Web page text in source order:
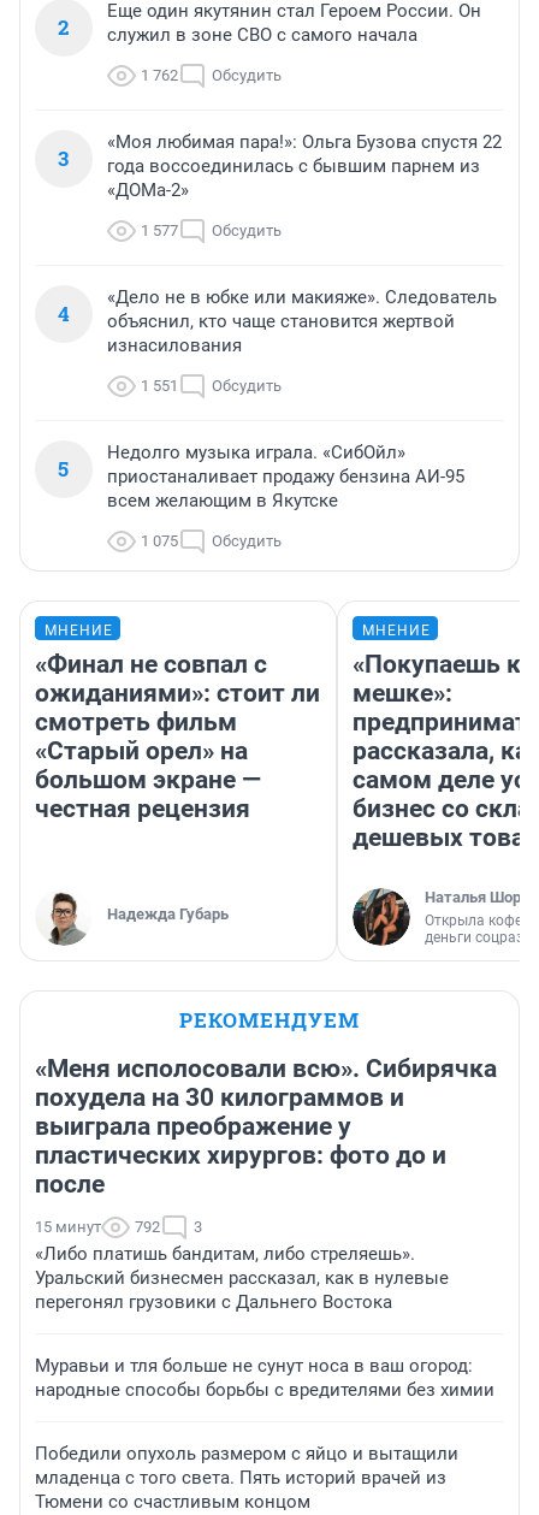
2
Еще один якутянин стал Героем России. Он
служил в зоне СВО с самого начала
1 762 Обсудить
3
«Моя любимая пара!»: Ольга Бузова спустя 22
года воссоединилась с бывшим парнем из
«ДОМа-2»
1 577 Обсудить
4
«Дело не в юбке или макияже». Следователь
объяснил, кто чаще становится жертвой
изнасилования
1 551 Обсудить
5
Недолго музыка играла. «СибОйл»
приостаналивает продажу бензина АИ-95
всем желающим в Якутске
1 075 Обсудить
МНЕНИЕ
«Финал не совпал с
ожиданиями»: стоит ли
смотреть фильм
«Старый орел» на
большом экране —
честная рецензия
Надежда Губарь
МНЕНИЕ
«Покупаешь
мешке»:
рассказала,
самом деле
бизнес со
дешевых
Наталья
Открыла
деньги
РЕКОМЕНДУЕМ
«Меня исполосовали всю». Сибирячка
похудела на 30 килограммов и
выиграла преображение у
пластических хирургов: фото до и
после
15 минут 792 3
«Либо платишь бандитам, либо стреляешь».
Уральский бизнесмен рассказал, как в нулевые
перегонял грузовики с Дальнего Востока
Муравьи и тля больше не сунут носа в ваш огород:
народные способы борьбы с вредителями без химии
Победили опухоль размером с яйцо и вытащили
младенца с того света. Пять историй врачей из
Тюмени со счастливым концом